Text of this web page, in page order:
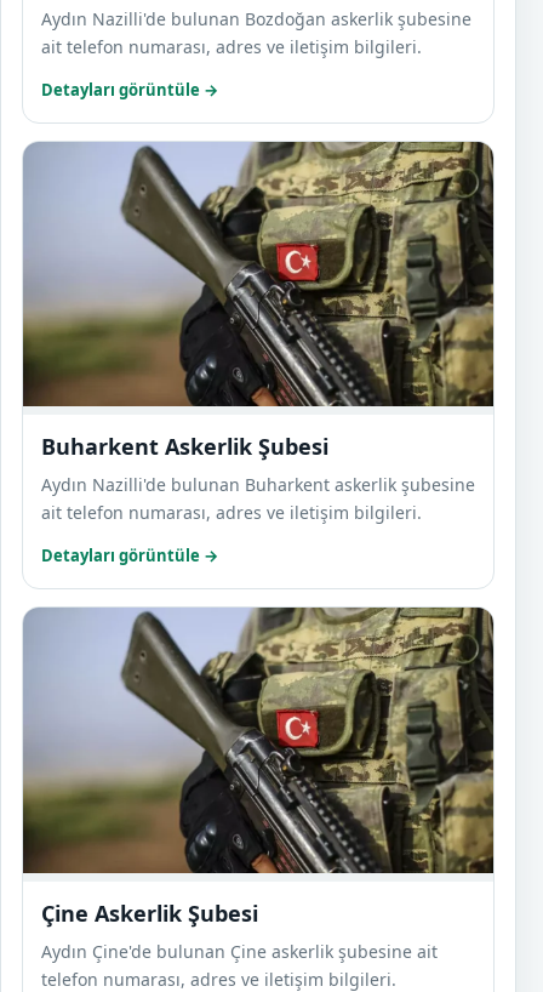
Aydın Nazilli'de bulunan Bozdoğan askerlik şubesine
ait telefon numarası, adres ve iletişim bilgileri.
Detayları görüntüle →
Buharkent Askerlik Şubesi
Aydın Nazilli'de bulunan Buharkent askerlik şubesine
ait telefon numarası, adres ve iletişim bilgileri.
Detayları görüntüle →
Çine
Çine Askerlik Şubesi
Aydın Çine'de bulunan Çine askerlik şubesine ait
telefon numarası, adres ve iletişim bilgileri.